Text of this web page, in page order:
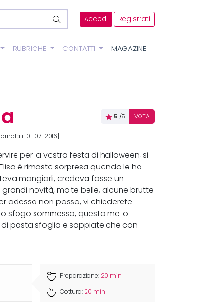
Accedi Registrati
RUBRICHE CONTATTI MAGAZINE
5 /5 VOTA
il 01-07-2016]
per la vostra festa di halloween, si
è rimasta sorpresa quando le ho
mangiarli, credeva fosse un
novità, molte belle, alcune brutte
adesso non posso, vi chiederete
sfogo sommesso, questo me lo
pasta sfoglia e sappiate che con
Preparazione: 20 min
Cottura: 20 min